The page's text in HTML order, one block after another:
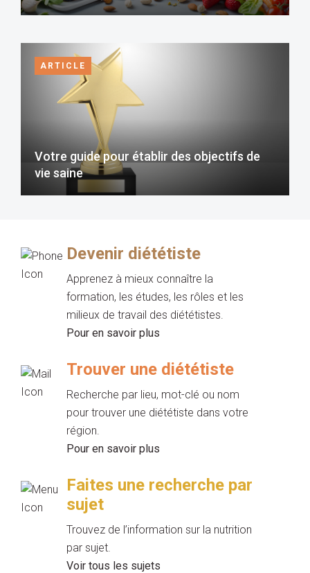
ARTICLE
Votre guide pour établir des objectifs de
vie saine
Devenir diététiste
Apprenez à mieux connaître la
formation, les études, les rôles et les
milieux de travail des diététistes.
Pour en savoir plus
Trouver une diététiste
Recherche par lieu, mot-clé ou nom
pour trouver une diététiste dans votre
région.
Pour en savoir plus
Faites une recherche par
sujet
Trouvez de l’information sur la nutrition
par sujet.
Voir tous les sujets